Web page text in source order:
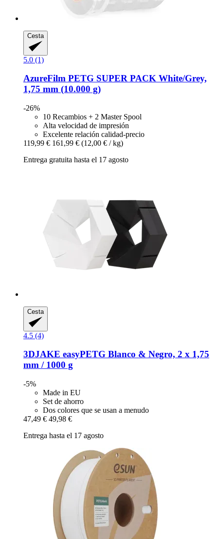
Cesta
5.0 (1)
AzureFilm PETG SUPER PACK White/Grey,
1,75 mm (10.000 g)
-26%
10 Recambios + 2 Master Spool
Alta velocidad de impresión
Excelente relación calidad-precio
119,99 € 161,99 € (12,00 € / kg)
Entrega gratuita hasta el 17 agosto
Cesta
4.5 (4)
3DJAKE easyPETG Blanco & Negro, 2 x 1,75
mm / 1000 g
-5%
Made in EU
Set de ahorro
Dos colores que se usan a menudo
47,49 € 49,98 €
Entrega hasta el 17 agosto